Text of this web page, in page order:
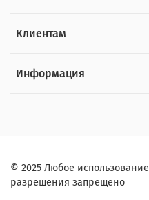
Клиентам
Информация
© 2025 Любое
разрешения запрещено